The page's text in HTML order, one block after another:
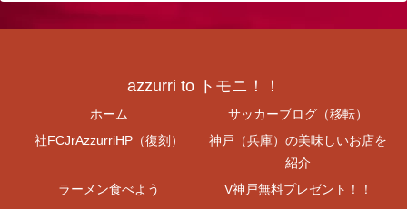
azzurri to トモニ！！
ホーム
サッカーブログ（移転）
社FCJrAzzurriHP（復刻）
神戸（兵庫）の美味しいお店を
紹介
ラーメン食べよう
V神戸無料プレゼント！！